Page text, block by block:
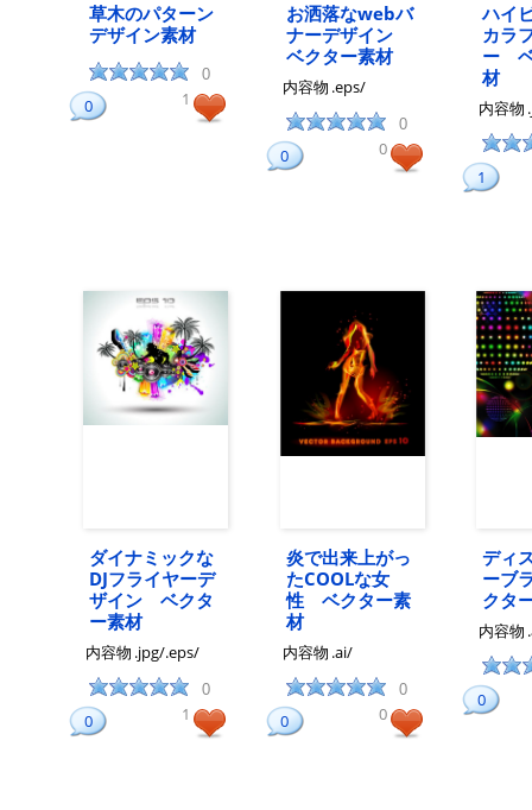
草木のパターン
デザイン素材
0
0 1
お洒落なwebバ
ナーデザイン
ベクター素材
内容物 .eps/
0
0 0
ハイ
カラ
ー
材
内容物
1
ダイナミックな
DJフライヤーデ
ザイン ベクタ
ー素材
内容物 .jpg/.eps/
0
0 1
炎で出来上がっ
たCOOLな女
性 ベクター素
材
内容物 .ai/
0
0 0
ディ
ーブ
クタ
内容物
0